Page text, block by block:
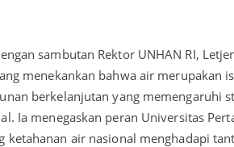
sambutan Rektor UNHAN RI,
menekankan bahwa air merupakan
berkelanjutan yang memengaruhi
Ia menegaskan peran Universitas
ketahanan air nasional menghadapi